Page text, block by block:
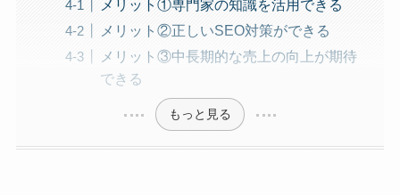
メリット①専門家の知識を活用できる
メリット②正しいSEO対策ができる
メリット③中長期的な売上の向上が期待
できる
もっと見る